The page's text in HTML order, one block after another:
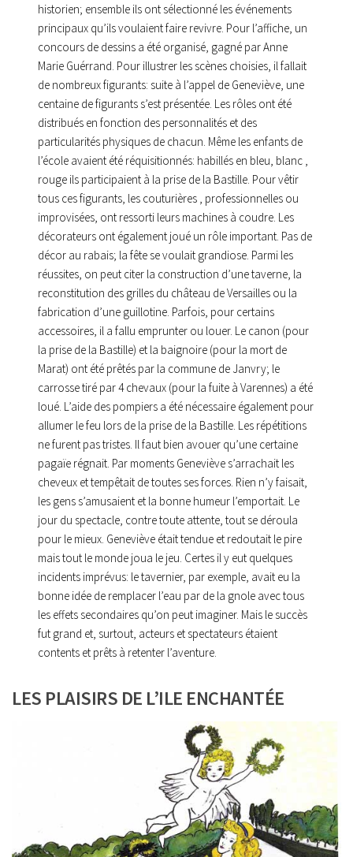
historien; ensemble ils ont sélectionné les événements
principaux qu’ils voulaient faire revivre. Pour l’affiche, un
concours de dessins a été organisé, gagné par Anne
Marie Guérrand. Pour illustrer les scènes choisies, il fallait
de nombreux figurants: suite à l’appel de Geneviève, une
centaine de figurants s’est présentée. Les rôles ont été
distribués en fonction des personnalités et des
particularités physiques de chacun. Même les enfants de
l’école avaient été réquisitionnés: habillés en bleu, blanc ,
rouge ils participaient à la prise de la Bastille. Pour vêtir
tous ces figurants, les couturières , professionnelles ou
improvisées, ont ressorti leurs machines à coudre. Les
décorateurs ont également joué un rôle important. Pas de
décor au rabais; la fête se voulait grandiose. Parmi les
réussites, on peut citer la construction d’une taverne, la
reconstitution des grilles du château de Versailles ou la
fabrication d’une guillotine. Parfois, pour certains
accessoires, il a fallu emprunter ou louer. Le canon (pour
la prise de la Bastille) et la baignoire (pour la mort de
Marat) ont été prêtés par la commune de Janvry; le
carrosse tiré par 4 chevaux (pour la fuite à Varennes) a été
loué. L’aide des pompiers a été nécessaire également pour
allumer le feu lors de la prise de la Bastille. Les répétitions
ne furent pas tristes. Il faut bien avouer qu’une certaine
pagaïe régnait. Par moments Geneviève s’arrachait les
cheveux et tempêtait de toutes ses forces. Rien n’y faisait,
les gens s’amusaient et la bonne humeur l’emportait. Le
jour du spectacle, contre toute attente, tout se déroula
pour le mieux. Geneviève était tendue et redoutait le pire
mais tout le monde joua le jeu. Certes il y eut quelques
incidents imprévus: le tavernier, par exemple, avait eu la
bonne idée de remplacer l’eau par de la gnole avec tous
les effets secondaires qu’on peut imaginer. Mais le succès
fut grand et, surtout, acteurs et spectateurs étaient
contents et prêts à retenter l’aventure.
LES PLAISIRS DE L’ILE ENCHANTÉE